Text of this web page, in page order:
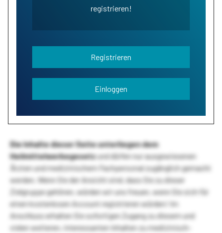
registrieren!
Registrieren
Einloggen
Die Inhalte dieser Seite unterliegen dem
Heilmittelwerbegesetzund dürfen nur ausgewiesenen
Ärzten und medizinischem Fachpersonal zugänglich gemacht
werden. Wenn Sie der Ansicht sind, dass Sie zu dieser
Zielgruppe gehören, würden wir uns freuen, wenn Sie sich für
einen kostenlosen Account registrieren würden! Im
Anschluss erhalten Sie sofortigen Zugang zu diesem und
vielen weiteren, interessanten Inhalten zu medizinisch-